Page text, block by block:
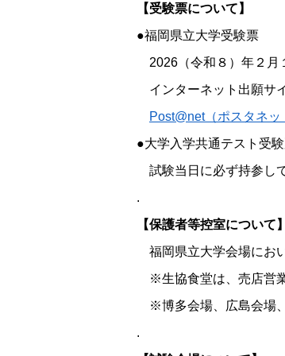
【受験票について】
●福岡県立大学受験票
2026（令和８）年２月
インターネット出願サ
Post@net（ポスタネッ
●大学入学共通テスト受
試験当日に必ず持参し
.
【保護者等控室について】
福岡県立大学会場にお
※生協食堂は、売店営業
※博多会場、広島会場、
.